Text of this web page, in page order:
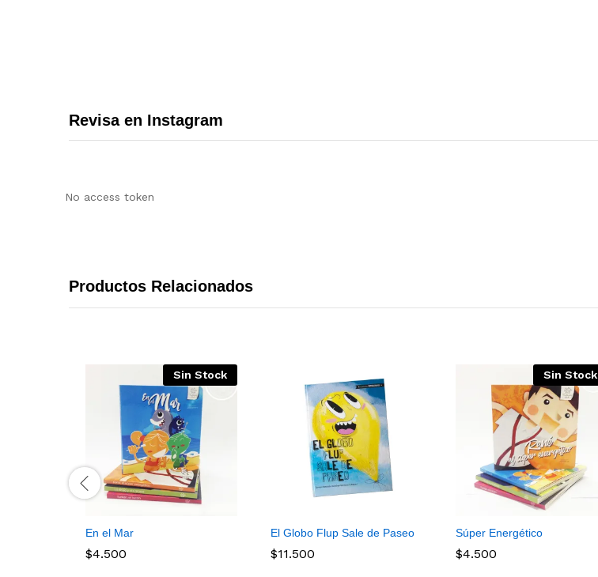
Revisa en Instagram
No access token
Productos Relacionados
Sin Stock
En el Mar
$4.500
El Globo Flup Sale de Paseo
$11.500
Sin Stock
Súper Energético
$4.500